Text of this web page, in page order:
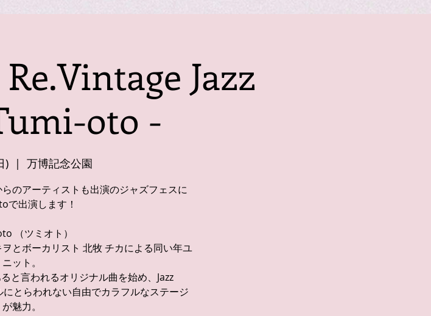
Jazz
oto -
)
  |
万博記念公園
のアーティストも出演のジャズフェスに
で出演します！
（ツミオト）
とボーカリスト 北牧 チカによる同い年ユ
ニット。
と言われるオリジナル曲を始め、Jazz
とらわれない自由でカラフルなステージ